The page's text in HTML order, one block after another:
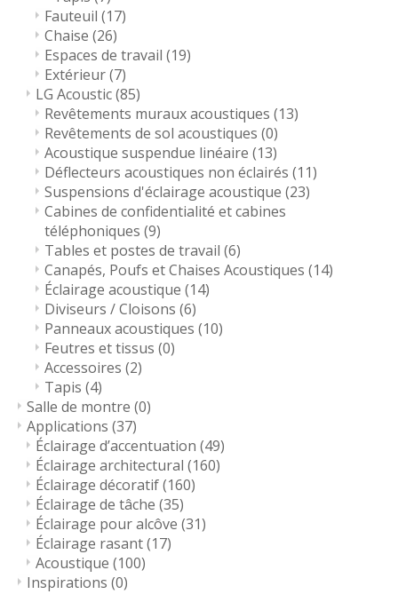
Fauteuil (17)
Chaise (26)
Espaces de travail (19)
Extérieur(7)
LG Acoustic(85)
Revêtements muraux acoustiques (13)
Revêtements de sol acoustiques (0)
Acoustique suspendue linéaire (13)
Déflecteurs acoustiques non éclairés (11)
Suspensions d'éclairage acoustique (23)
Cabines de confidentialité et cabines
téléphoniques (9)
Tables et postes de travail (6)
Canapés, Poufs et Chaises Acoustiques (14)
Éclairage acoustique (14)
Diviseurs / Cloisons (6)
Panneaux acoustiques (10)
Feutres et tissus (0)
Accessoires (2)
Tapis (4)
Salle de montre (0)
Applications (37)
Éclairage d’accentuation (49)
Éclairage architectural (160)
Éclairage décoratif(160)
Éclairage de tâche (35)
Éclairage pour alcôve (31)
Éclairage rasant(17)
Acoustique (100)
Inspirations (0)